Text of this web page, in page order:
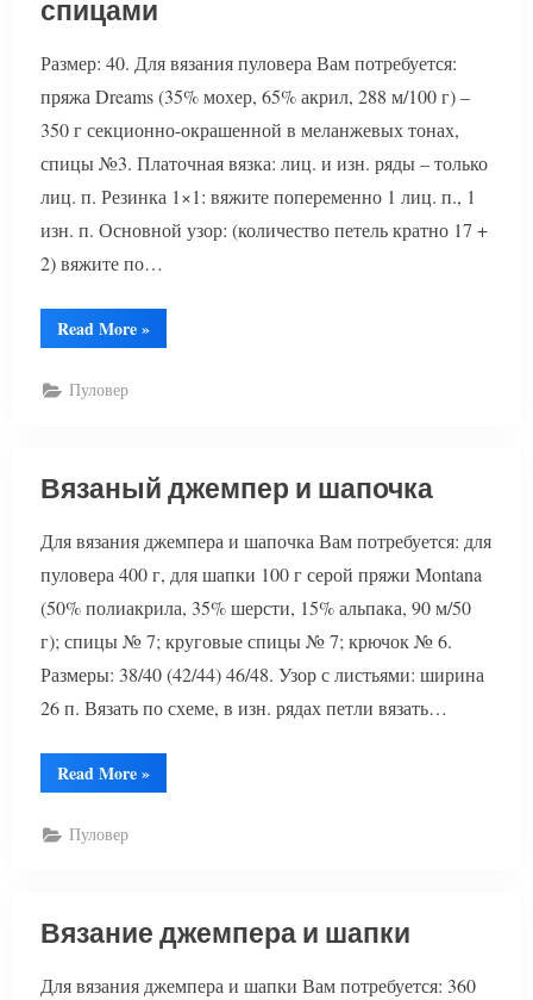
спицами
Размер: 40. Для вязания пуловера Вам потребуется:
пряжа Dreams (35% мохер, 65% акрил, 288 м/100 г) –
350 г секционно-окрашенной в меланжевых тонах,
спицы №3. Платочная вязка: лиц. и изн. ряды – только
лиц. п. Резинка 1×1: вяжите попеременно 1 лиц. п., 1
изн. п. Основной узор: (количество петель кратно 17 +
2) вяжите по…
Read More“Ажурный
меланжевый
»
Пуловер
Вязаный джемпер и шапочка
Для вязания джемпера и шапочка Вам потребуется: для
пуловера 400 г, для шапки 100 г серой пряжи Montana
(50% полиакрила, 35% шерсти, 15% альпака, 90 м/50
г); спицы № 7; круговые спицы № 7; крючок № 6.
Размеры: 38/40 (42/44) 46/48. Узор с листьями: ширина
26 п. Вязать по схеме, в изн. рядах петли вязать…
Read More“Вязаный
джемпер
»
Пуловер
Вязание джемпера и шапки
Для вязания джемпера и шапки Вам потребуется: 360